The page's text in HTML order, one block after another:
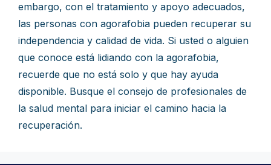
embargo, con el tratamiento y apoyo adecuados,
las personas con agorafobia pueden recuperar su
independencia y calidad de vida. Si usted o alguien
que conoce está lidiando con la agorafobia,
recuerde que no está solo y que hay ayuda
disponible. Busque el consejo de profesionales de
la salud mental para iniciar el camino hacia la
recuperación.